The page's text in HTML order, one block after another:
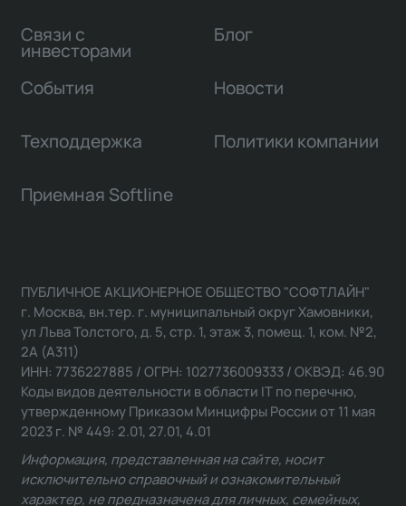
Связи с
инвесторами
Блог
События Новости
Техподдержка Политики компании
Приемная Softline
ПУБЛИЧНОЕ АКЦИОНЕРНОЕ ОБЩЕСТВО "СОФТЛАЙН"
г. Москва, вн.тер. г. муниципальный округ Хамовники,
ул Льва Толстого, д. 5, стр. 1, этаж 3, помещ. 1, ком. №2,
2А (А311)
ИНН: 7736227885 / ОГРН: 1027736009333 / ОКВЭД: 46.90
Коды видов деятельности в области IT по перечню,
утвержденному Приказом Минцифры России от 11 мая
2023 г. № 449: 2.01, 27.01, 4.01
Информация, представленная на сайте, носит
исключительно справочный и ознакомительный
характер, не предназначена для личных, семейных,